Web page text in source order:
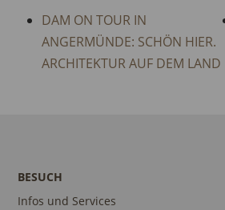
DAM ON TOUR IN
ANGERMÜNDE: SCHÖN HIER.
ARCHITEKTUR AUF DEM LAND
BESUCH
Infos und Services